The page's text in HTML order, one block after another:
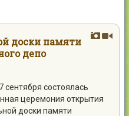
доски памяти
депо
сентября состоялась
церемония открытия
доски памяти